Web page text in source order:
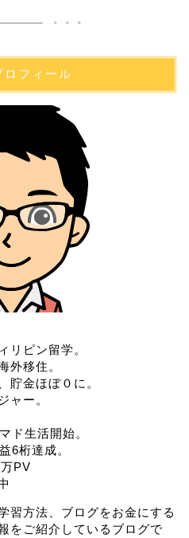
ロフィール
リピン留学。
外移住。
貯金ほぼ０に。
ャー。
ド生活開始。
6桁達成。
PV
習方法、ブログをお金にする
をご紹介しているブログで